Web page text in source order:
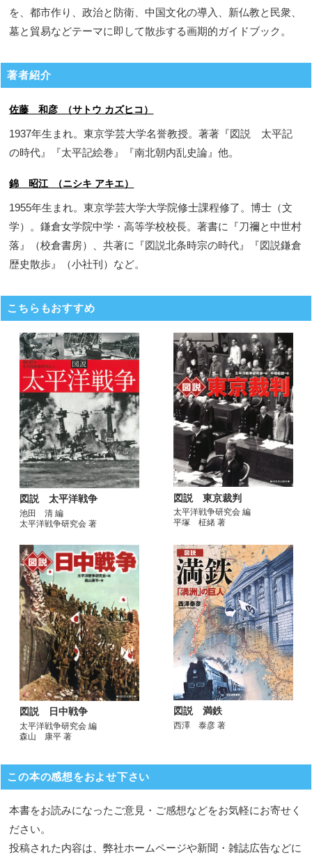
を、都市作り、政治と防衛、中国文化の導入、新仏教と民衆、
墓と貿易などテーマに即して散歩する画期的ガイドブック。
著者紹介
佐藤 和彦 （サトウ カズヒコ）
1937年生まれ。東京学芸大学名誉教授。著著『図説 太平記
の時代』『太平記絵巻』『南北朝内乱史論』他。
錦 昭江 （ニシキ アキエ）
1955年生まれ。東京学芸大学大学院修士課程修了。博士（文
学）。鎌倉女学院中学・高等学校校長。著書に『刀禰と中世村
落』（校倉書房）、共著に『図説北条時宗の時代』『図説鎌倉
歴史散歩』（小社刊）など。
こちらもおすすめ
図説 太平洋戦争
池田 清 編
太平洋戦争研究会 著
図説 東京裁判
太平洋戦争研究会 編
平塚 柾緒 著
図説 日中戦争
太平洋戦争研究会 編
森山 康平 著
図説 満鉄
西澤 泰彦 著
この本の感想をおよせ下さい
本書をお読みになったご意見・ご感想などをお気軽にお寄せく
ださい。
投稿された内容は、弊社ホームページや新聞・雑誌広告などに